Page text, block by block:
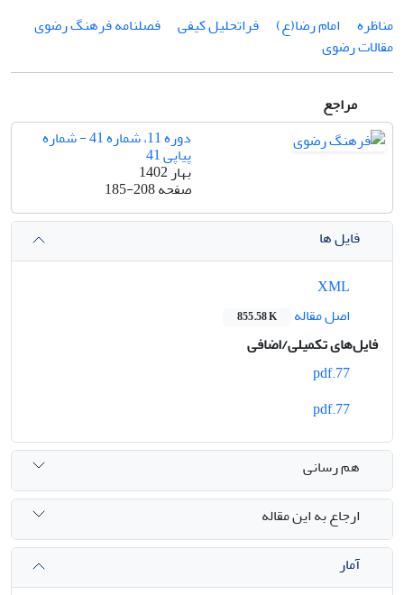
مناظره
امام رضا(ع) فراتحلیل کیفی
فصلنامه فرهنگ رضوی
مقالات رضوی
مراجع
دوره 11، شماره 41 - شماره
پیاپی 41
بهار 1402
صفحه185-208
فایل ها
اصل مقاله
855.58 K
فایل‌های تکمیلی/اضافی
هم رسانی
ارجاع به این مقاله
آمار